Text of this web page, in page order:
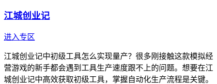
江城创业记
进入专区
江城创业记中初级工具怎么实现量产？很多刚接触这款模拟经
营游戏的新手都会遇到工具生产速度跟不上的问题。想要在江
城创业记中高效获取初级工具，掌握自动化生产流程是关键。